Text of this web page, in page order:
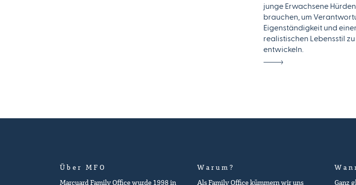
junge Erwachsene Hürden
brauchen, um
Eigenständigkeit und
realistischen Lebensstil zu
entwickeln.
Über MFO
Marcuard Family Office wurde 1998 in
Warum?
Als Family Office kümmern wir uns
Ganz